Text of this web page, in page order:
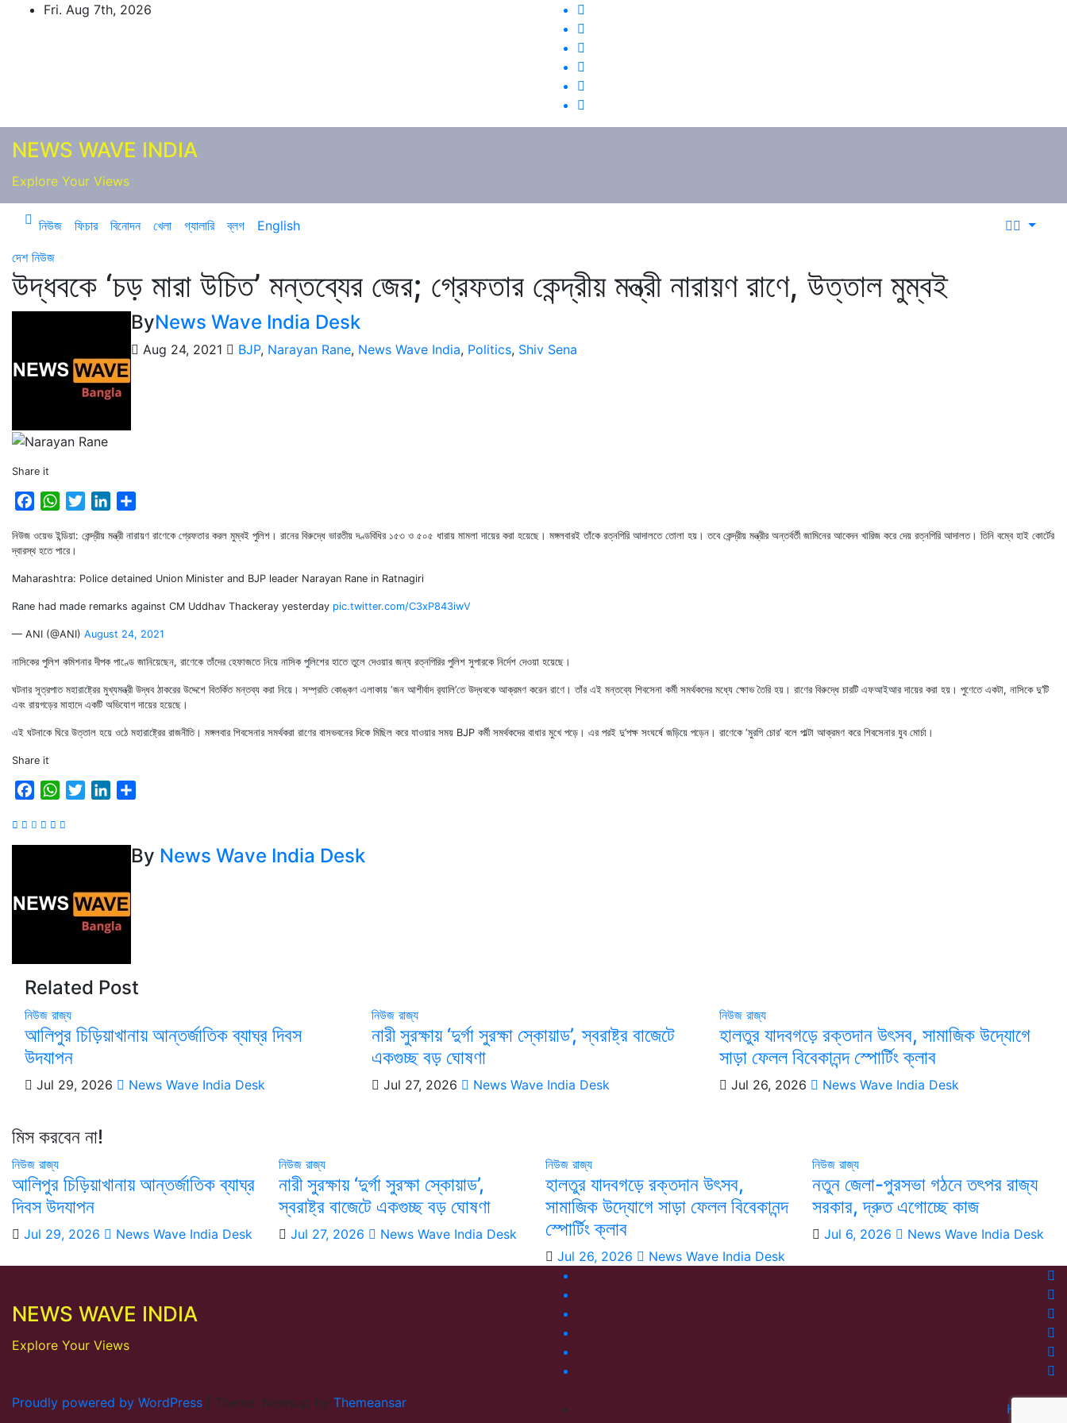
Fri. Aug 7th, 2026
NEWS WAVE INDIA
Explore Your Views
নিউজ ফিচার বিনোদন খেলা গ্যালারি ব্লগ
English
দেশ নিউজ
উদ্ধবকে ‘চড় মারা উচিত’ মন্তব্যের জের; গ্রেফতার কেন্দ্রীয় মন্ত্রী নারায়ণ রাণে, উত্তাল মুম্বই
ByNews Wave India Desk
Aug 24, 2021 BJP, Narayan Rane, News Wave India, Politics, Shiv Sena
Share it
FacebookWhatsApp
TwitterLinkedIn
নিউজ ওয়েভ ইন্ডিয়া: কেন্দ্রীয় মন্ত্রী নারায়ণ রাণেকে গ্রেফতার করল মুম্বই পুলিশ। রানের বিরুদ্ধে ভারতীয় দণ্ডবিধির ১৫৩ ও ৫০৫ ধারায় মামলা দায়ের করা হয়েছে। মঙ্গলবারই তাঁকে রত্নগিরি আদালতে তোলা হয়। তবে কেন্দ্রীয় মন্ত্রীর অন্তর্বর্তী জামিনের আবেদন খারিজ করে দেয় রত্নগিরি আদালত। তিনি বম্বে হাই কোর্টের
দ্বারস্থ হতে পারে।
Maharashtra: Police detained Union Minister and BJP leader Narayan Rane in Ratnagiri
Rane had made remarks against CM Uddhav Thackeray yesterday pic.twitter.com/C3xP843iwV
— ANI (@ANI) August 24, 2021
নাসিকের পুলিশ কমিশনার দীপক পাণ্ডে জানিয়েছেন, রাণেকে তাঁদের হেফাজতে নিয়ে নাসিক পুলিশের হাতে তুলে দেওয়ার জন্য রত্নগিরির পুলিশ সুপারকে নির্দেশ দেওয়া হয়েছে।
ঘটনার সূত্রপাত মহারাষ্ট্রের মুখ্যমন্ত্রী উদ্ধব ঠাকরের উদ্দেশে বিতর্কিত মন্তব্য করা নিয়ে। সম্প্রতি কোঙ্কণ এলাকায় ‘জন আশীর্বাদ র‌্যালি’তে উদ্ধবকে আক্রমণ করেন রাণে। তাঁর এই মন্তব্যে শিবসেনা কর্মী সমর্থকদের মধ্যে ক্ষোভ তৈরি হয়। রাণের বিরুদ্ধে চারটি এফআইআর দায়ের করা হয়। পুণেতে একটা, নাসিকে দু’টি
এবং রায়গড়ের মাহাদে একটি অভিযোগ দায়ের হয়েছে।
এই ঘটনাকে ঘিরে উত্তাল হয়ে ওঠে মহারাষ্ট্রের রাজনীতি। মঙ্গলবার শিবসেনার সমর্থকরা রাণের বাসভবনের দিকে মিছিল করে যাওয়ার সময় BJP কর্মী সমর্থকদের বাধার মুখে পড়ে। এর পরই দু’পক্ষ সংঘর্ষে জড়িয়ে পড়েন। রাণেকে ‘মুরগি চোর’ বলে পাল্টা আক্রমণ করে শিবসেনার যুব মোর্চা।
Share it
FacebookWhatsApp
TwitterLinkedIn
By News Wave India Desk
Related Post
নিউজ রাজ্য
আলিপুর চিড়িয়াখানায় আন্তর্জাতিক ব্যাঘ্র দিবস
উদযাপন
Jul 29, 2026 News Wave India Desk
নিউজরাজ্য
নারী সুরক্ষায় ‘দুর্গা সুরক্ষা স্কোয়াড’, স্বরাষ্ট্র বাজেটে
একগুচ্ছ বড় ঘোষণা
Jul 27, 2026 News Wave India Desk
নিউজ রাজ্য
হালতুর যাদবগড়ে রক্তদান উৎসব, সামাজিক উদ্যোগে
সাড়া ফেলল বিবেকানন্দ স্পোর্টিং ক্লাব
Jul 26, 2026 News Wave India Desk
মিস করবেন না!
নিউজ রাজ্য
আলিপুর চিড়িয়াখানায় আন্তর্জাতিক ব্যাঘ্র
দিবস উদযাপন
Jul 29, 2026 News Wave India Desk
নিউজ রাজ্য
নারী সুরক্ষায় ‘দুর্গা সুরক্ষা স্কোয়াড’,
স্বরাষ্ট্র বাজেটে একগুচ্ছ বড় ঘোষণা
Jul 27, 2026 News Wave India Desk
নিউজ রাজ্য
হালতুর যাদবগড়ে রক্তদান উৎসব,
সামাজিক উদ্যোগে সাড়া ফেলল বিবেকানন্দ
স্পোর্টিং ক্লাব
Jul 26, 2026 News Wave India Desk
নিউজ রাজ্য
নতুন জেলা-পুরসভা গঠনে তৎপর রাজ্য
সরকার, দ্রুত এগোচ্ছে কাজ
Jul 6, 2026 News Wave India Desk
NEWS WAVE INDIA
Explore Your Views
Proudly powered by WordPress Theme: Newsup by Themeansar. Home